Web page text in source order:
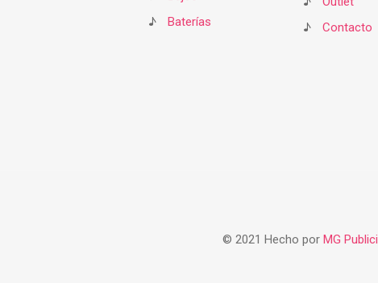
♪
Baterías
♪
Contacto
© 2021 Hecho por MG